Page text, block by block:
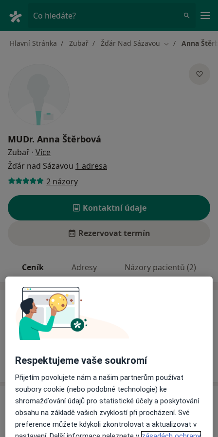
Co hledáte?
Hlavní Stránka Zubař Žďár Nad Sázavou Změna města
Anna
MUDr. Anna Štěrbová
Zubař · Více
Žďár nad Sázavou 1 adresa
2 názory
Kontaktní údaje
Rezervovat termín
Ceník Adresy Názory pacientů (2)
Ceník
Informace o službách a cenách nejsou k dispozici
Tento specialista ještě nepřidával žádné informace o
Adresa
Poliklinika Žďár nad Sázavou
Studentská 1699/4, Žďár nad Sázavou59101
Respektujeme vaše soukromí
Přijetím povolujete nám a našim partnerům používat
soubory cookie (nebo podobné technologie) ke
shromažďování údajů pro statistické účely a poskytování
obsahu na základě vašich zvyklostí při procházení. Své
preference můžete kdykoli zkontrolovat a aktualizovat v